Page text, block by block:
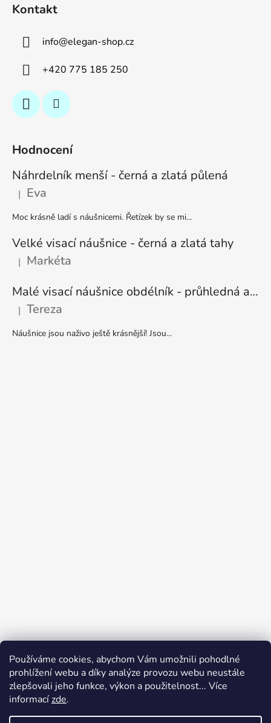
Používáme cookies, abychom Vám umožnili pohodlné
prohlížení webu a díky analýze provozu webu neustále
zlepšovali jeho funkce, výkon a použitelnost... Více
informacízde.
Kontakt
info@elegan-shop.cz
+420 775 185 250
Hodnocení
Náhrdelník menší - černá a zlatá půlená
Hodnocení produktu je 5 z 5 hvězdiček.
| Eva
Moc krásně ladí s náušnicemi. Řetízek by se mi...
Velké visací náušnice - černá a zlatá tahy
Hodnocení produktu je 5 z 5 hvězdiček.
| Markéta
Malé visací náušnice obdélník - průhledná a stříbrná
Hodnocení produktu je 5 z 5 hvězdiček.
| Tereza
Náušnice jsou naživo ještě krásnější! Jsou...